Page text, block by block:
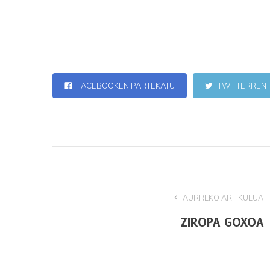
FACEBOOKEN PARTEKATU TWITTERREN
AURREKO ARTIKULUA
ZIROPA GOXOA